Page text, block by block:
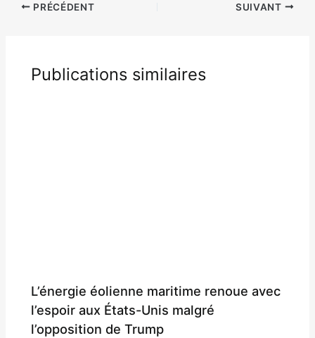
PRÉCÉDENT SUIVANT
Publications similaires
L’énergie éolienne maritime renoue avec
l’espoir aux États-Unis malgré
l’opposition de Trump